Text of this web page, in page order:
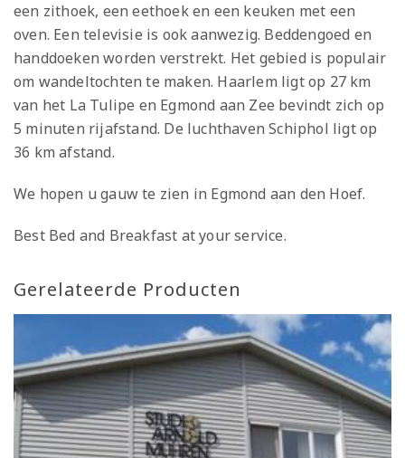
een zithoek, een eethoek en een keuken met een
oven. Een televisie is ook aanwezig. Beddengoed en
handdoeken worden verstrekt. Het gebied is populair
om wandeltochten te maken. Haarlem ligt op 27 km
van het La Tulipe en Egmond aan Zee bevindt zich op
5 minuten rijafstand. De luchthaven Schiphol ligt op
36 km afstand.
We hopen u gauw te zien in Egmond aan den Hoef.
Best Bed and Breakfast at your service.
Gerelateerde Producten